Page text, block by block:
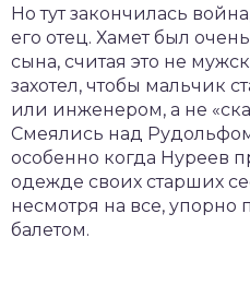
Но тут закончилась
его отец. Хамет был
сына, считая это не
захотел, чтобы мальчик
или инженером, а не
Смеялись над
особенно когда Нуреев
одежде своих старших
несмотря на все, упорно
балетом.